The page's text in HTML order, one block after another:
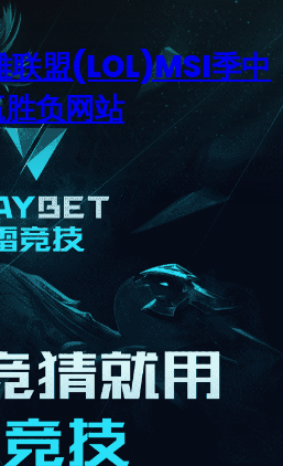
盟(LOL)MSI季中
负网站